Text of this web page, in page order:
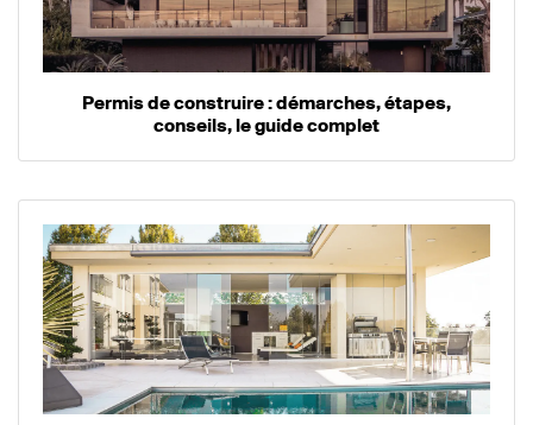
Permis de construire : démarches, étapes,
conseils, le guide complet